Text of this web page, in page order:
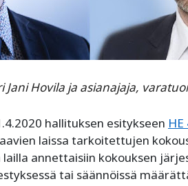
Jani Hovila ja asianajaja,
hallituksen esitykseen
laissa tarkoitettujen
annettaisiin kokouksen
tai säännöissä